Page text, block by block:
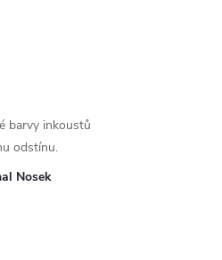
Nosek
barvy inkoustů
odstínu.